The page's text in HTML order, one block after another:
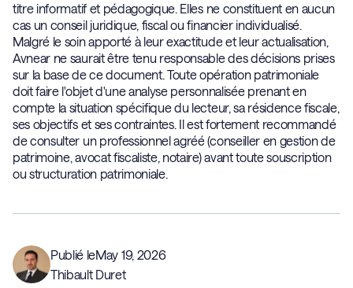
titre informatif et pédagogique. Elles ne constituent en aucun
cas un conseil juridique, fiscal ou financier individualisé.
Malgré le soin apporté à leur exactitude et leur actualisation,
Avnear ne saurait être tenu responsable des décisions prises
sur la base de ce document. Toute opération patrimoniale
doit faire l'objet d'une analyse personnalisée prenant en
compte la situation spécifique du lecteur, sa résidence fiscale,
ses objectifs et ses contraintes. Il est fortement recommandé
de consulter un professionnel agréé (conseiller en gestion de
patrimoine, avocat fiscaliste, notaire) avant toute souscription
ou structuration patrimoniale.
Publié leMay 19, 2026
Thibault Duret